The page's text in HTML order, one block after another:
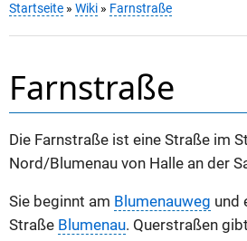
Startseite » Wiki » Farnstraße
Farnstraße
Die Farnstraße ist eine Straße im
Nord/Blumenau von Halle an der
Sie beginnt am Blumenauweg und
Straße Blumenau. Querstraßen